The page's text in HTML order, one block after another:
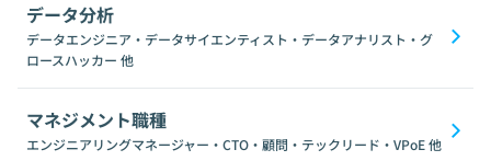
データ分析
データエンジニア・データサイエンティスト・データアナリスト・グ
ロースハッカー 他
マネジメント職種
エンジニアリングマネージャー・CTO・顧問・テックリード・VPoE他